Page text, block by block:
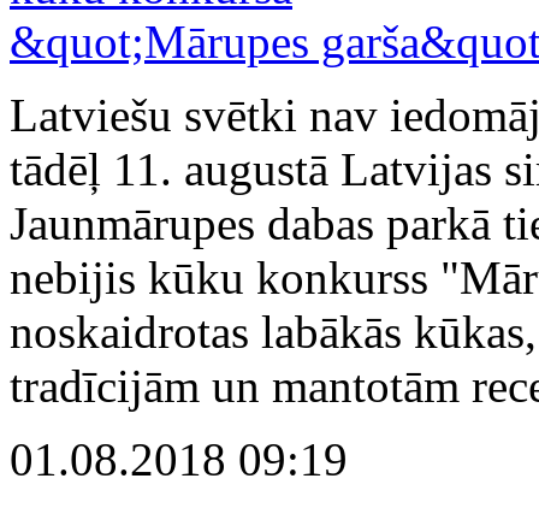
Latviešu svētki nav
tādēļ 11. augustā Latvijas
Jaunmārupes dabas parkā
nebijis kūku konkurss
noskaidrotas labākās
tradīcijām un mantotām
01.08.2018 09:19